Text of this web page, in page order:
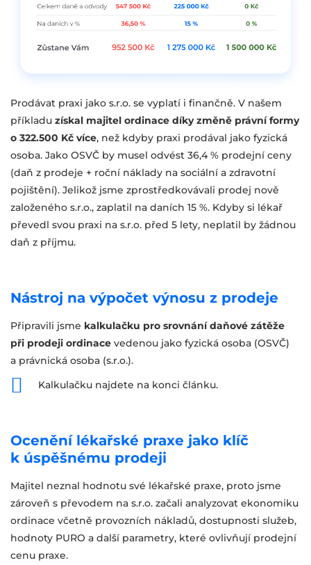
Prodávat praxi jako s.r.o. se vyplatí i finančně. V našem
příkladu získal majitel ordinace díky změně právní formy
o 322.500 Kč více, než kdyby praxi prodával jako fyzická
osoba. Jako OSVČ by musel odvést 36,4 % prodejní ceny
(daň z prodeje + roční náklady na sociální a zdravotní
pojištění). Jelikož jsme zprostředkovávali prodej nově
založeného s.r.o., zaplatil na daních 15 %. Kdyby si lékař
převedl svou praxi na s.r.o. před 5 lety, neplatil by žádnou
daň z příjmu.
Nástroj na výpočet výnosu z prodeje
Připravili jsme kalkulačku pro srovnání daňové zátěže
při prodeji ordinace vedenou jako fyzická osoba (OSVČ)
a právnická osoba (s.r.o.).
Kalkulačku najdete na konci článku.
Ocenění lékařské praxe jako klíč
k úspěšnému prodeji
Majitel neznal hodnotu své lékařské praxe, proto jsme
zároveň s převodem na s.r.o. začali analyzovat ekonomiku
ordinace včetně provozních nákladů, dostupnosti služeb,
hodnoty PURO a další parametry, které ovlivňují prodejní
cenu praxe.